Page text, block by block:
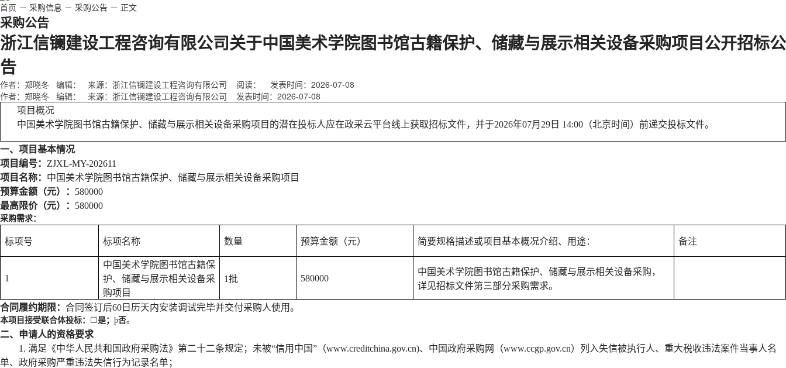
首页 － 采购信息 － 采购公告 － 正文
采购公告
浙江信镧建设工程咨询有限公司关于中国美术学院图书馆古籍保护、储藏与展示相关设备采购项目公开招标公
告
作者：郑晓冬 编辑： 来源：浙江信镧建设工程咨询有限公司 阅读：
发表时间：2026-07-08
作者：郑晓冬 编辑： 来源：浙江信镧建设工程咨询有限公司 发表时间：2026-07-08
项目概况
中国美术学院图书馆古籍保护、储藏与展示相关设备采购项目 的潜在投标人应在政采云平台线上获取招标文件，并于2026年07月29日 14:00 （北京时间）前递交投标文件。
一、项目基本情况
项目编号： ZJXL-MY-202611
项目名称： 中国美术学院图书馆古籍保护、储藏与展示相关设备采购项目
预算金额（元）： 580000
最高限价（元）： 580000
采购需求：
标项号 标项名称 数量 预算金额（元） 简要规格描述或项目基本概况介绍、用途： 备注
1
中国美术学院图书馆古籍保
护、储藏与展示相关设备采
购项目
1批 580000
中国美术学院图书馆古籍保护、储藏与展示相关设备采购，
详见招标文件第三部分采购需求。
合同履约期限： 合同签订后60日历天内安装调试完毕并交付采购人使用。
本项目接受联合体投标： ☐是； þ否。
二、申请人的资格要求
1. 满足《中华人民共和国政府采购法》第二十二条规定；未被“信用中国”（www.creditchina.gov.cn)、中国政府采购网（www.ccgp.gov.cn）列入失信被执行人、重大税收违法案件当事人名
单、政府采购严重违法失信行为记录名单；